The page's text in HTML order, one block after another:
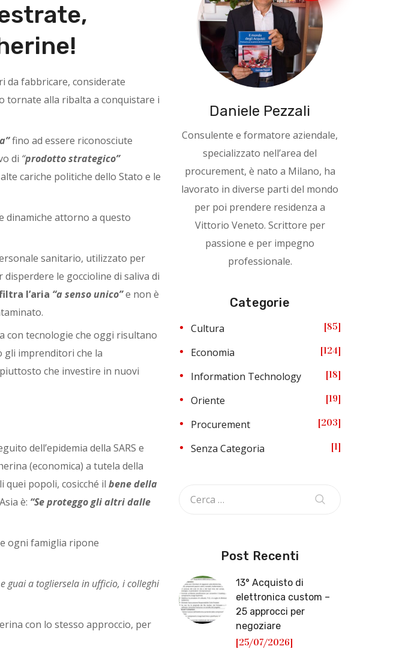
da fabbricare, considerate
tornate alla ribalta a conquistare i
fino ad essere riconosciute
di “prodotto strategico”
cariche politiche dello Stato e le
dinamiche attorno a questo
sanitario, utilizzato per
le goccioline di saliva di
l’aria “a senso unico”e non è
con tecnologie che oggi risultano
gli imprenditori che la
che investire in nuovi
dell’epidemia della SARS e
(economica) a tutela della
quei popoli, cosicché il bene della
è: “Se proteggo gli altri dalle
ogni famiglia ripone
guai a togliersela in ufficio, i colleghi
con lo stesso approccio, per
Daniele Pezzali
Consulente e formatore aziendale,
specializzato nell’area del
procurement, è nato a Milano, ha
lavorato in diverse parti del mondo
per poi prendere residenza a
Vittorio Veneto. Scrittore per
passione e per impegno
professionale.
Categorie
Cultura 85
Economia 124
Information Technology 18
Oriente 19
Procurement 203
Senza Categoria 1
Post Recenti
13° Acquisto di
elettronica custom –
25 approcci per
negoziare
[25/07/2026]